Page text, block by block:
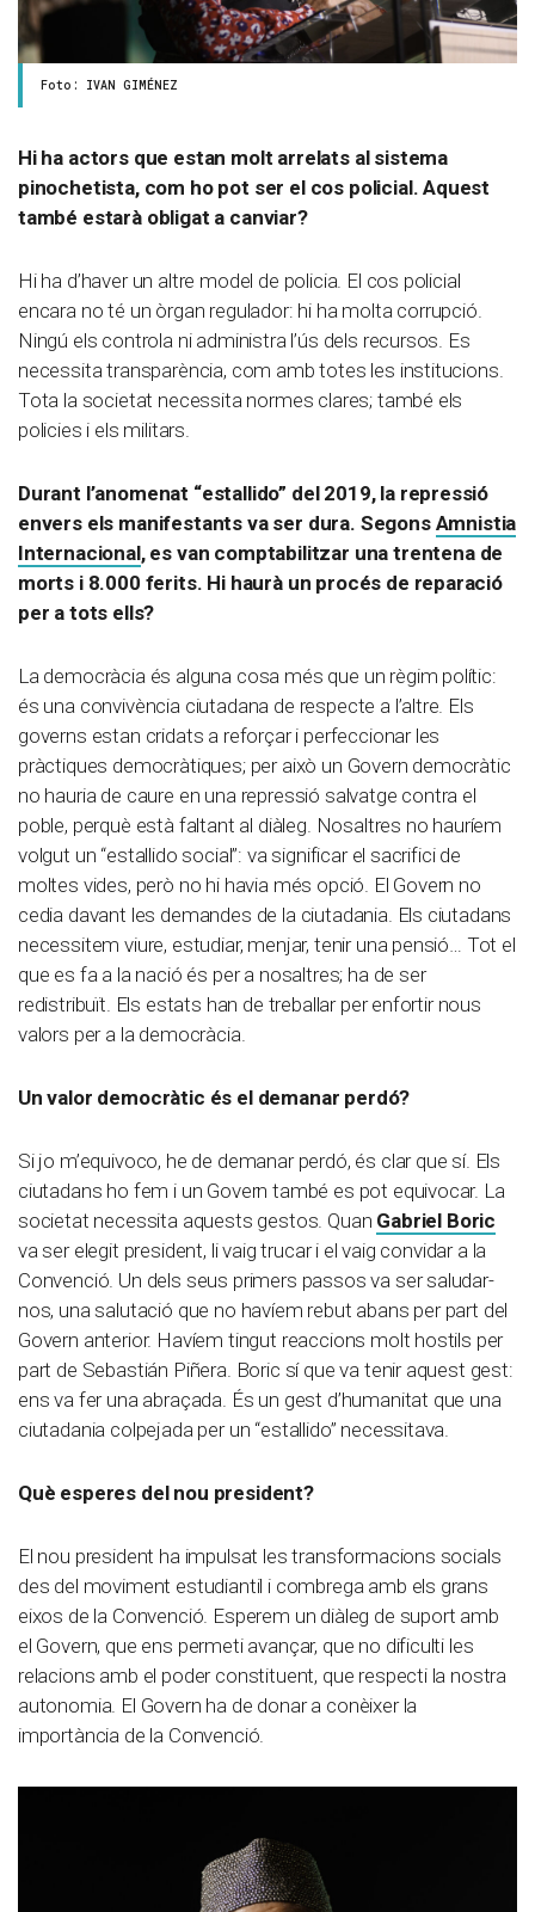
Foto: IVAN GIMÉNEZ
Hi ha actors que estan molt arrelats al sistema
pinochetista, com ho pot ser el cos policial. Aquest
també estarà obligat a canviar?
Hi ha d’haver un altre model de policia. El cos policial
encara no té un òrgan regulador: hi ha molta corrupció.
Ningú els controla ni administra l’ús dels recursos. Es
necessita transparència, com amb totes les institucions.
Tota la societat necessita normes clares; també els
policies i els militars.
Durant l’anomenat “estallido” del 2019, la repressió
envers els manifestants va ser dura. Segons Amnistia
Internacional, es van comptabilitzar una trentena de
morts i 8.000 ferits. Hi haurà un procés de reparació
per a tots ells?
La democràcia és alguna cosa més que un règim polític:
és una convivència ciutadana de respecte a l’altre. Els
governs estan cridats a reforçar i perfeccionar les
pràctiques democràtiques; per això un Govern democràtic
no hauria de caure en una repressió salvatge contra el
poble, perquè està faltant al diàleg. Nosaltres no hauríem
volgut un “estallido social”: va significar el sacrifici de
moltes vides, però no hi havia més opció. El Govern no
cedia davant les demandes de la ciutadania. Els ciutadans
necessitem viure, estudiar, menjar, tenir una pensió… Tot el
que es fa a la nació és per a nosaltres; ha de ser
redistribuït. Els estats han de treballar per enfortir nous
valors per a la democràcia.
Un valor democràtic és el demanar perdó?
Si jo m’equivoco, he de demanar perdó, és clar que sí. Els
ciutadans ho fem i un Govern també es pot equivocar. La
societat necessita aquests gestos. Quan Gabriel Boric
va ser elegit president, li vaig trucar i el vaig convidar a la
Convenció. Un dels seus primers passos va ser saludar-
nos, una salutació que no havíem rebut abans per part del
Govern anterior. Havíem tingut reaccions molt hostils per
part de Sebastián Piñera. Boric sí que va tenir aquest gest:
ens va fer una abraçada. És un gest d’humanitat que una
ciutadania colpejada per un “estallido” necessitava.
Què esperes del nou president?
El nou president ha impulsat les transformacions socials
des del moviment estudiantil i combrega amb els grans
eixos de la Convenció. Esperem un diàleg de suport amb
el Govern, que ens permeti avançar, que no dificulti les
relacions amb el poder constituent, que respecti la nostra
autonomia. El Govern ha de donar a conèixer la
importància de la Convenció.